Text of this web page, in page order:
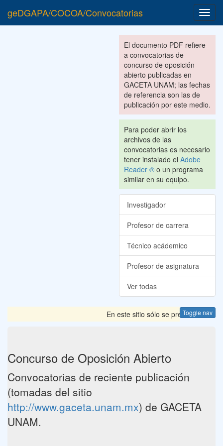
geDGAPA/COCOA/Convocatorias
El documento PDF refiere
a convocatorias de
concurso de oposición
abierto publicadas en
GACETA UNAM; las fechas
de referencia son las de
publicación por este medio.
Para poder abrir los
archivos de las
convocatorias es necesario
tener instalado el Adobe
Reader ® o un programa
similar en su equipo.
Investigador
Profesor de carrera
Técnico acádemico
Profesor de asignatura
Ver todas
Toggle nav
En este sitio sólo se presentan las
Concurso de Oposición Abierto
Convocatorias de reciente publicación
(tomadas del sitio
http://www.gaceta.unam.mx) de GACETA
UNAM.